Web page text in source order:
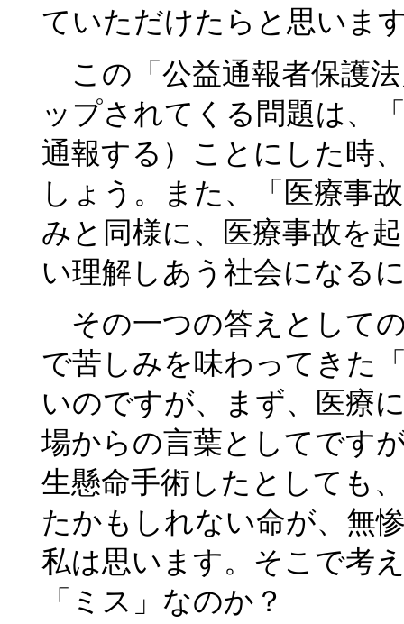
ていただけたらと思いま
この「公益通報者保護
ップされてくる問題は、
通報する）ことにした時
しょう。また、「医療事
みと同様に、医療事故を
い理解しあう社会になる
その一つの答えとして
で苦しみを味わってきた
いのですが、まず、医療
場からの言葉としてです
生懸命手術したとしても
たかもしれない命が、無
私は思います。そこで考
「ミス」なのか？